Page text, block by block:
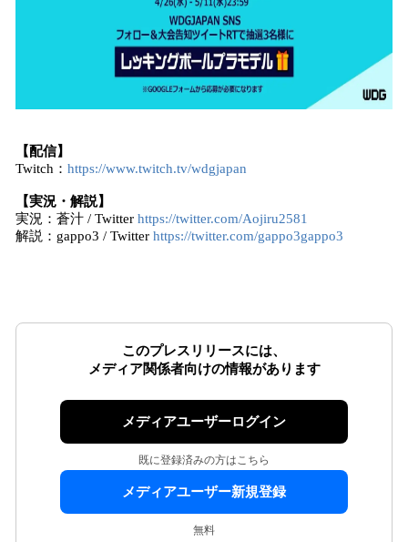
【配信】
Twitch： https://www.twitch.tv/wdgjapan
【実況・解説】
実況：蒼汁 / Twitter https://twitter.com/Aojiru2581
解説：gappo3 / Twitter https://twitter.com/gappo3gappo3
このプレスリリースには、
メディア関係者向けの情報があります
メディアユーザーログイン
既に登録済みの方はこちら
メディアユーザー新規登録
無料